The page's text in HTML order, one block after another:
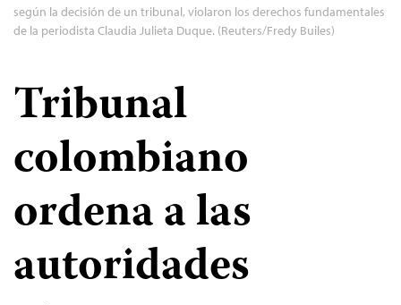
según la decisión de un tribunal, violaron los derechos fundamentales
de la periodista Claudia Julieta Duque. (Reuters/Fredy Builes)
Tribunal
colombiano
ordena a las
autoridades